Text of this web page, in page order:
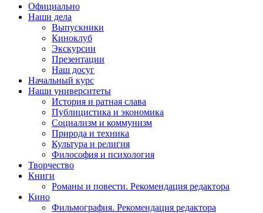
Официально
Наши дела
Выпускники
Киноклуб
Экскурсии
Презентации
Наш досуг
Начальный курс
Наши университеты
История и ратная слава
Публицистика и экономика
Социализм и коммунизм
Природа и техника
Культура и религия
Философия и психология
Творчество
Книги
Романы и повести. Рекомендация редактора
Кино
Фильмография. Рекомендация редактора